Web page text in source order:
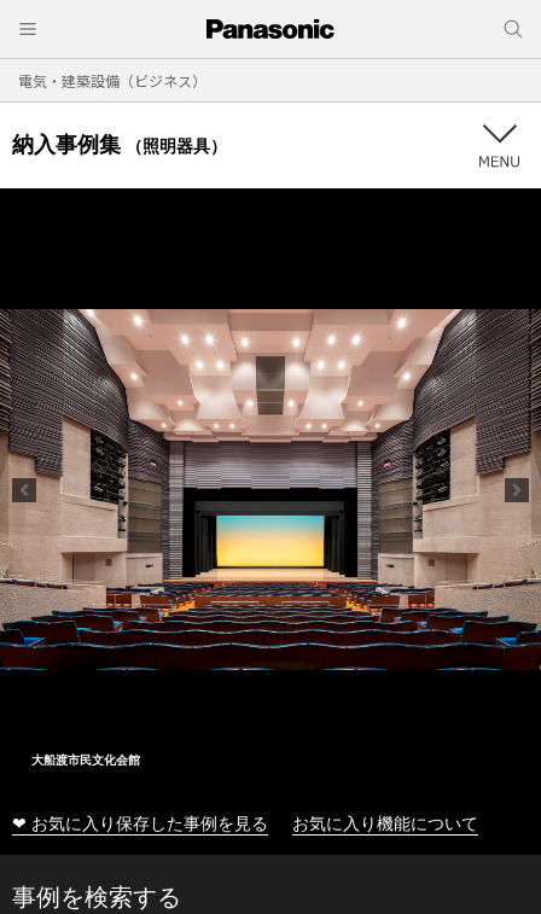
電気・建築設備（ビジネス）
納入事例集 （照明器具）
大船渡市民文化会館
❤ お気に入り保存した事例を見る お気に入り機能について
事例を検索する